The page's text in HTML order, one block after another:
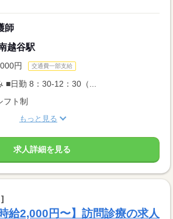
師
越谷駅
円 交通費一部支給
■日勤 8：30-12：30（...
フト制
もっと見る
求人詳細を見る
給2,000円〜】訪問診療の求人